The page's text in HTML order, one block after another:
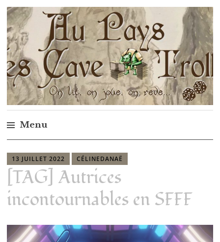
Au pays des cave trolls
Menu
13 JUILLET 2022 CÉLINEDANAË
[TAG] Autrices
incontournables en SFFF